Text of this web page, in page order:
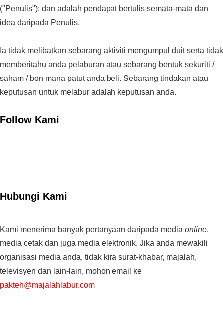
("Penulis"); dan adalah pendapat bertulis semata-mata dan
idea daripada Penulis,
Ia tidak melibatkan sebarang aktiviti mengumpul duit serta tidak
memberitahu anda pelaburan atau sebarang bentuk sekuriti /
saham / bon mana patut anda beli. Sebarang tindakan atau
keputusan untuk melabur adalah keputusan anda.
Follow Kami
Hubungi Kami
Kami menerima banyak pertanyaan daripada media online,
media cetak dan juga media elektronik. Jika anda mewakili
organisasi media anda, tidak kira surat-khabar, majalah,
televisyen dan lain-lain, mohon email ke
pakteh@majalahlabur.com